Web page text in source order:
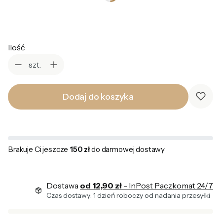
Ilość
szt.
Dodaj do koszyka
Brakuje Ci jeszcze 150 złdo darmowej dostawy
Dostawa od 12,90 zł - InPost Paczkomat 24/7
Czas dostawy: 1 dzień roboczy od nadania przesyłki